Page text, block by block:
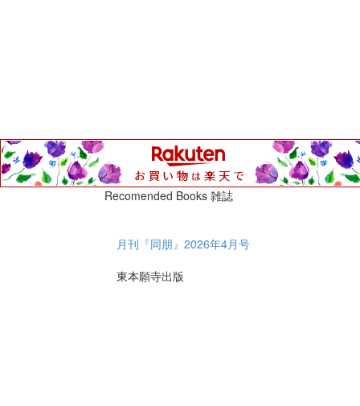
Recomended Books 雑誌
月刊『同朋』2026年4月号
東本願寺出版